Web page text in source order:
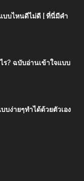
บบไหนดีไม่ดี [ ที่นี่มีคำ
ร? ฉบับอ่านเข้าใจแบบ
บง่ายๆทำได้ด้วยตัวเอง